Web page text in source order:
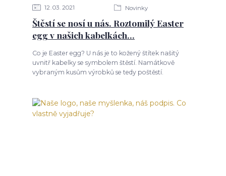
12 03 2021 Novinky
Štěstí se nosí u nás. Roztomilý Easter
egg v našich kabelkách...
Co je Easter egg? U nás je to kožený štítek našitý
uvnitř kabelky se symbolem štěstí. Namátkově
vybraným kusům výrobků se tedy poštěstí.